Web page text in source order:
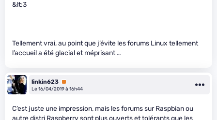
&lt;3
Tellement vrai, au point que j’évite les forums Linux tellement
l’accueil a été glacial et méprisant …
linkin623 Premium
Le 16/04/2019 à 16h44
C’est juste une impression, mais les forums sur Raspbian ou